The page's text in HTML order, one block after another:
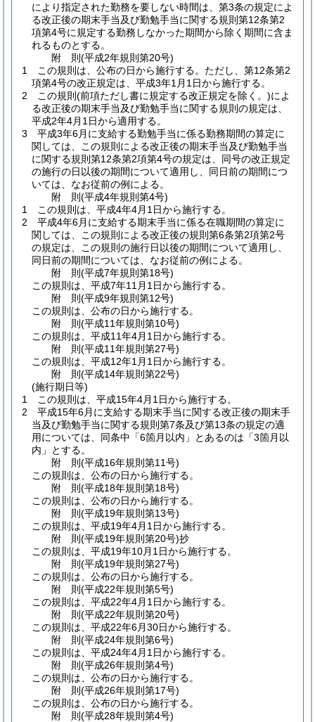
により指定された勤務を要しない時間は、第3条の規定によ
る改正後の期末手当及び勤勉手当に関する規則第12条第2
項第4号に規定する勤務しなかった期間から除く期間に含ま
れるものとする。
附 則(平成2年規則第20号)
1
この規則は、公布の日から施行する。 ただし、第12条第2
項第4号の改正規定は、平成3年1月1日から施行する。
2
この規則 (前項ただし書に規定する改正規定を除く。)によ
る改正後の期末手当及び勤勉手当に関する規則の規定は、
平成2年4月1日から適用する。
3
平成3年6月に支給する勤勉手当に係る勤務期間の算定に
関しては、この規則による改正後の期末手当及び勤勉手当
に関する規則第12条第2項第4号の規定は、同号の改正規定
の施行の日以後の期間について適用し、同日前の期間につ
いては、なお従前の例による。
附 則(平成4年規則第4号)
1
この規則は、平成4年4月1日から施行する。
2
平成4年6月に支給する期末手当に係る在職期間の算定に
関しては、この規則による改正後の規則第6条第2項第2号
の規定は、この規則の施行日以後の期間について適用し、
同日前の期間については、なお従前の例による。
附 則(平成7年規則第18号)
この規則は、平成7年11月1日から施行する。
附 則(平成9年規則第12号)
この規則は、公布の日から施行する。
附 則(平成11年規則第10号)
この規則は、平成11年4月1日から施行する。
附 則(平成11年規則第27号)
この規則は、平成12年1月1日から施行する。
附 則(平成14年規則第22号)
(施行期日等)
1
この規則は、平成15年4月1日から施行する。
2
平成15年6月に支給する期末手当に関する改正後の期末手
当及び勤勉手当に関する規則第7条及び第13条の規定の適
用については、同条中「6箇月以内」とあるのは「3箇月以
内」とする。
附 則(平成16年規則第11号)
この規則は、公布の日から施行する。
附 則(平成18年規則第18号)
この規則は、公布の日から施行する。
附 則(平成19年規則第13号)
この規則は、平成19年4月1日から施行する。
附 則(平成19年規則第20号)抄
この規則は、平成19年10月1日から施行する。
附 則(平成19年規則第27号)
この規則は、公布の日から施行する。
附 則(平成22年規則第5号)
この規則は、平成22年4月1日から施行する。
附 則(平成22年規則第20号)
この規則は、平成22年6月30日から施行する。
附 則(平成24年規則第6号)
この規則は、平成24年4月1日から施行する。
附 則(平成26年規則第4号)
この規則は、公布の日から施行する。
附 則(平成26年規則第17号)
この規則は、公布の日から施行する。
附 則(平成28年規則第4号)